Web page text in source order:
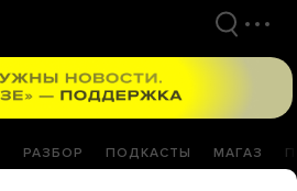
РАЗБОР ПОДКАСТЫ МАГАЗ